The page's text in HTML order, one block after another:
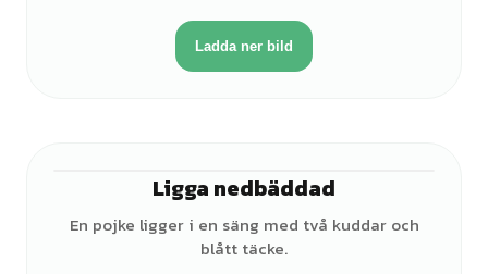
Ladda ner bild
Ligga nedbäddad
En pojke ligger i en säng med två kuddar och
blått täcke.